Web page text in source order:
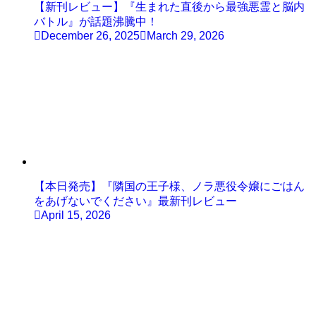
【新刊レビュー】『生まれた直後から最強悪霊と脳内
バトル』が話題沸騰中！
December 26, 2025
March 29, 2026
【本日発売】『隣国の王子様、ノラ悪役令嬢にごはん
をあげないでください』最新刊レビュー
April 15, 2026